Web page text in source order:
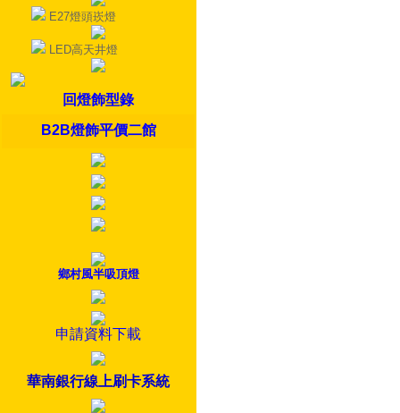
E27燈頭崁燈
LED高天井燈
回燈飾型錄
B2B燈飾平價二館
鄉村風半吸頂燈
申請資料下載
華南銀行線上刷卡系統